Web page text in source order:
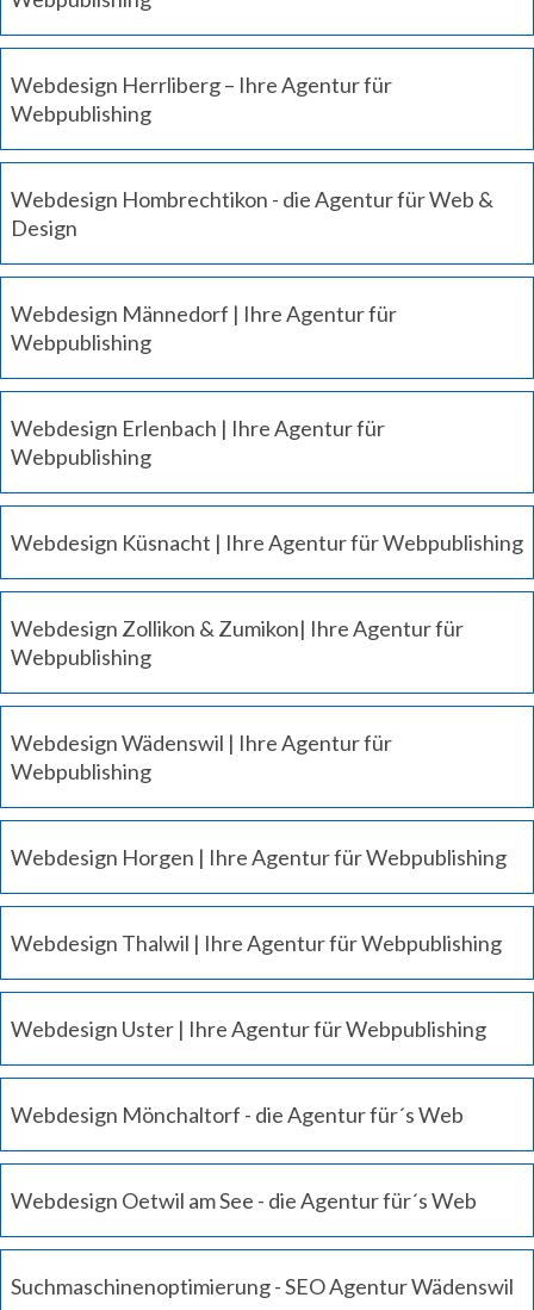
Webdesign Herrliberg – Ihre Agentur für
Webpublishing
Webdesign Hombrechtikon - die Agentur für Web &
Design
Webdesign Männedorf | Ihre Agentur für
Webpublishing
Webdesign Erlenbach | Ihre Agentur für
Webpublishing
Webdesign Küsnacht | Ihre Agentur für Webpublishing
Webdesign Zollikon & Zumikon| Ihre Agentur für
Webpublishing
Webdesign Wädenswil | Ihre Agentur für
Webpublishing
Webdesign Horgen | Ihre Agentur für Webpublishing
Webdesign Thalwil | Ihre Agentur für Webpublishing
Webdesign Uster | Ihre Agentur für Webpublishing
Webdesign Mönchaltorf - die Agentur für´s Web
Webdesign Oetwil am See - die Agentur für´s Web
Suchmaschinenoptimierung - SEO Agentur Wädenswil